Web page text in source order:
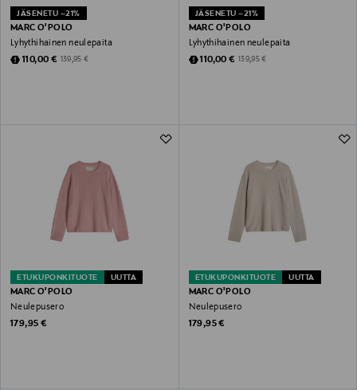
JÄSENETU –21%
MARC O'POLO
Lyhythihainen neulepaita
Discounted Price
110,00 € Original Price
139,95 €
JÄSENETU –21%
MARC O'POLO
Lyhythihainen neulepaita
Discounted Price
110,00 € Original Price
139,95 €
ETUKUPONKITUOTE UUTTA
MARC O'POLO
Neulepusero
Original Price
179,95 €
ETUKUPONKITUOTE UUTTA
MARC O'POLO
Neulepusero
Original Price
179,95 €